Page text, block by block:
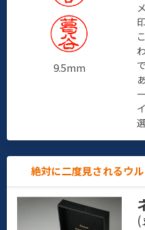
9.5mm
絶対に二度見されるウ
(